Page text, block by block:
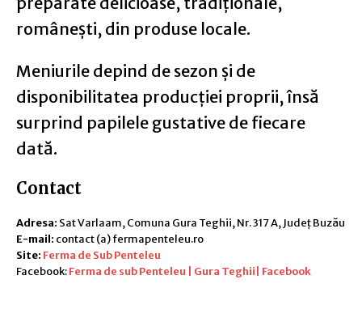
românești, din produse locale.
Meniurile depind de sezon și de
disponibilitatea producției proprii, însă
surprind papilele gustative de fiecare
dată.
Contact
Adresa: Sat Varlaam, Comuna Gura Teghii, Nr. 317 A, Județ Buzău
E-mail: contact (a) fermapenteleu.ro
Site: Ferma de Sub Penteleu
Facebook:Ferma de sub Penteleu | Gura Teghii| Facebook